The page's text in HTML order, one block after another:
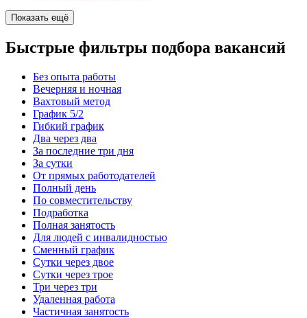
Показать ещё
Быстрые фильтры подбора вакансий
Без опыта работы
Вечерняя и ночная
Вахтовый метод
График 5/2
Гибкий график
Два через два
За последние три дня
За сутки
От прямых работодателей
Полный день
По совместительству
Подработка
Полная занятость
Для людей с инвалидностью
Сменный график
Сутки через двое
Сутки через трое
Три через три
Удаленная работа
Частичная занятость